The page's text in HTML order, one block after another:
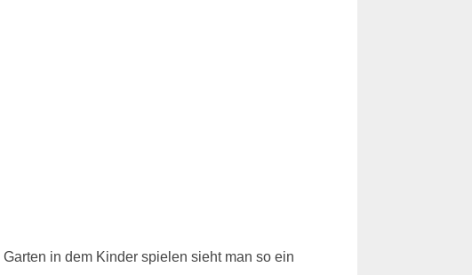
in dem Kinder spielen sieht man so ein